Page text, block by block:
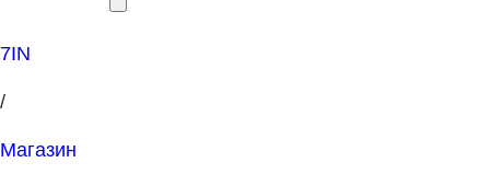
7IN
/
Магазин